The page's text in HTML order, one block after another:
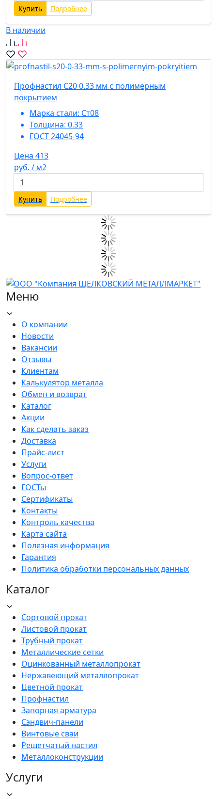
Купить Подробнее
В наличии
Профнастил С20 0.33 мм с полимерным
покрытием
Марка стали: Ст08
Толщина: 0.33
ГОСТ 24045-94
Цена 413
руб. / м2
Купить Подробнее
Меню
О компании
Новости
Вакансии
Отзывы
Клиентам
Калькулятор металла
Обмен и возврат
Каталог
Акции
Как сделать заказ
Доставка
Прайс-лист
Услуги
Вопрос-ответ
ГОСТы
Сертификаты
Контакты
Контроль качества
Карта сайта
Полезная информация
Гарантия
Политика обработки персональных данных
Каталог
Сортовой прокат
Листовой прокат
Трубный прокат
Металлические сетки
Оцинкованный металлопрокат
Нержавеющий металлопрокат
Цветной прокат
Профнастил
Запорная арматура
Сэндвич-панели
Винтовые сваи
Решетчатый настил
Металлоконструкции
Услуги